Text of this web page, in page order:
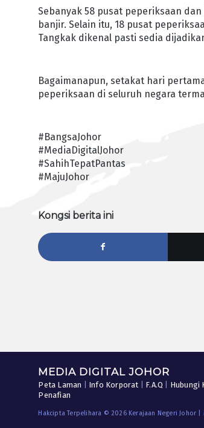
Sebanyak 58 pusat peperiksaan
banjir. Selain itu, 18 pusat
Tangkak dikenal pasti sedia
Bagaimanapun, setakat hari
peperiksaan di seluruh negara
#BangsaJohor
#MediaDigitalJohor
#SahihTepatPantas
#MajuJohor
Kongsi berita ini
MEDIA DIGITAL JOHOR
Peta Laman Info Korporat F.A.Q Hubungi
Penafian
Hakcipta Terpelihara © 2026 Kerajaan Negeri Johor |